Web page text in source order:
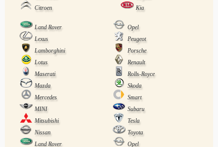
Citroen
Kia
Land Rover
Opel
Lexus
Peugeot
Lamborghini
Porsche
Lotus
Renault
Maserati
Rolls-Royce
Mazda
Skoda
Mercedes
Smart
MINI
Subaru
Mitsubishi
Tesla
Nissan
Toyota
Land Rover
Opel